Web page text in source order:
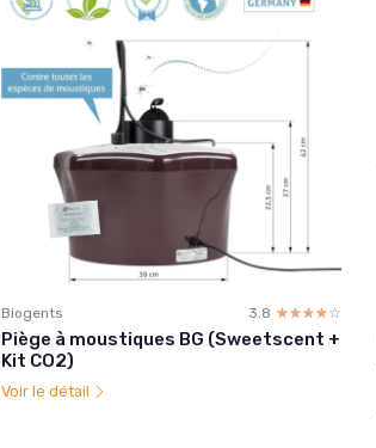
Biogents 3.8 ☆☆☆☆☆
★★★★★
Piège à moustiques BG (Sweetscent +
Kit CO2)
Voir le détail